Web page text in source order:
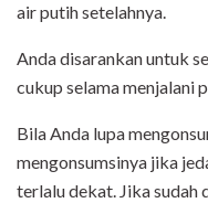
air putih setelahnya.
Anda disarankan untuk
cukup selama menjalani
Bila Anda lupa
mengonsumsinya jika
terlalu dekat. Jika sudah